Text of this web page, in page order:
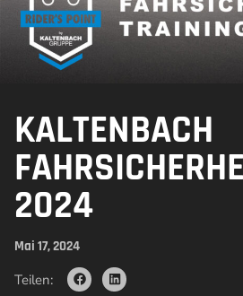
KALTENBACH
2024
Mai 17, 2024
Teilen: